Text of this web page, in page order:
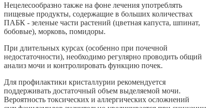
Нецелесообразно также на фоне лечения употреблять
пищевые продукты, содержащие в больших количествах
ПАБК - зеленые части растений (цветная капуста, шпинат,
бобовые), морковь, помидоры.
При длительных курсах (особенно при почечной
недостаточности), необходимо регулярно проводить общий
анализ мочи и контролировать функцию почек.
Для профилактики кристаллурии рекомендуется
поддерживать достаточный объем выделяемой мочи.
Вероятность токсических и аллергических осложнений